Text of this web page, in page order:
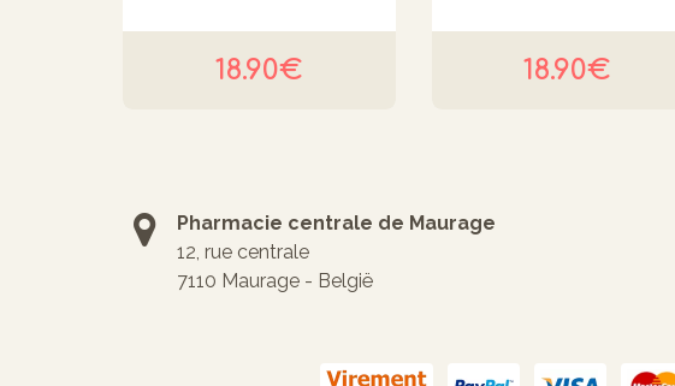
18.90€ 18.90€
Pharmacie centrale de Maurage
12, rue centrale
7110 Maurage - België